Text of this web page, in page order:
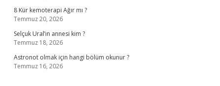
8 Kür kemoterapi Ağır mı ?
Temmuz 20, 2026
Selçuk Ural’ın annesi kim ?
Temmuz 18, 2026
Astronot olmak için hangi bölüm okunur ?
Temmuz 16, 2026